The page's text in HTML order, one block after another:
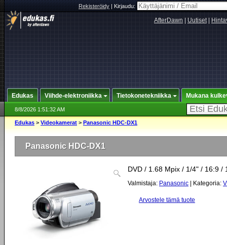
Rekisteröidy|Kirjaudu:
AfterDawn Uutiset|
Edukas Viihde-elektroniikka Tietokonetekniikka Mukana
8/8/2026 1:51:32 AM
Edukas > Videokamerat > Panasonic HDC-DX1
Panasonic HDC-DX1
DVD / 1.68 Mpix / 1/4" / 16:9 /
Valmistaja: Panasonic | Kategoria:
Arvostele tämä tuote